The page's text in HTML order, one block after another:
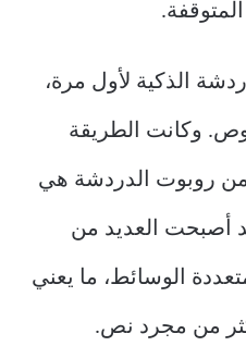
الذكية لأول مرة،
وكانت الطريقة
روبوت الدردشة هي
أصبحت العديد من
الوسائط، ما يعني
من مجرد نص.